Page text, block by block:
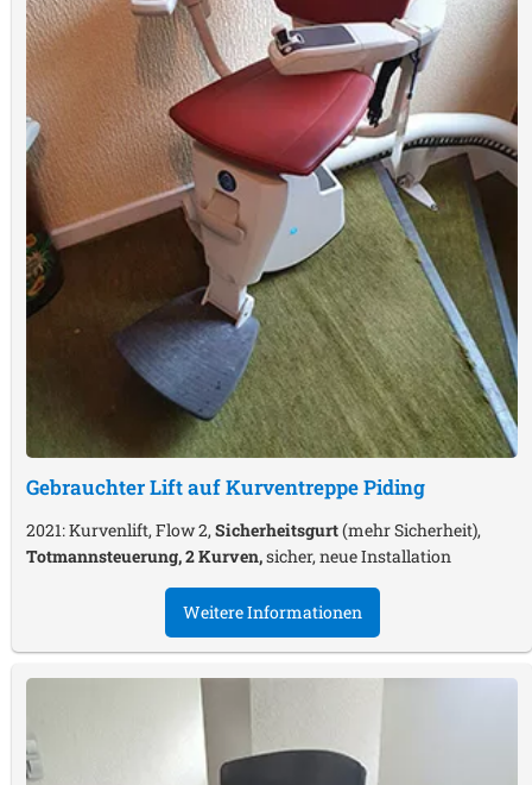
Gebrauchter Lift auf KurventreppePiding
2021: Kurvenlift, Flow 2, Sicherheitsgurt(mehr Sicherheit),
Totmannsteuerung, 2 Kurven,sicher, neue Installation
Weitere Informationen